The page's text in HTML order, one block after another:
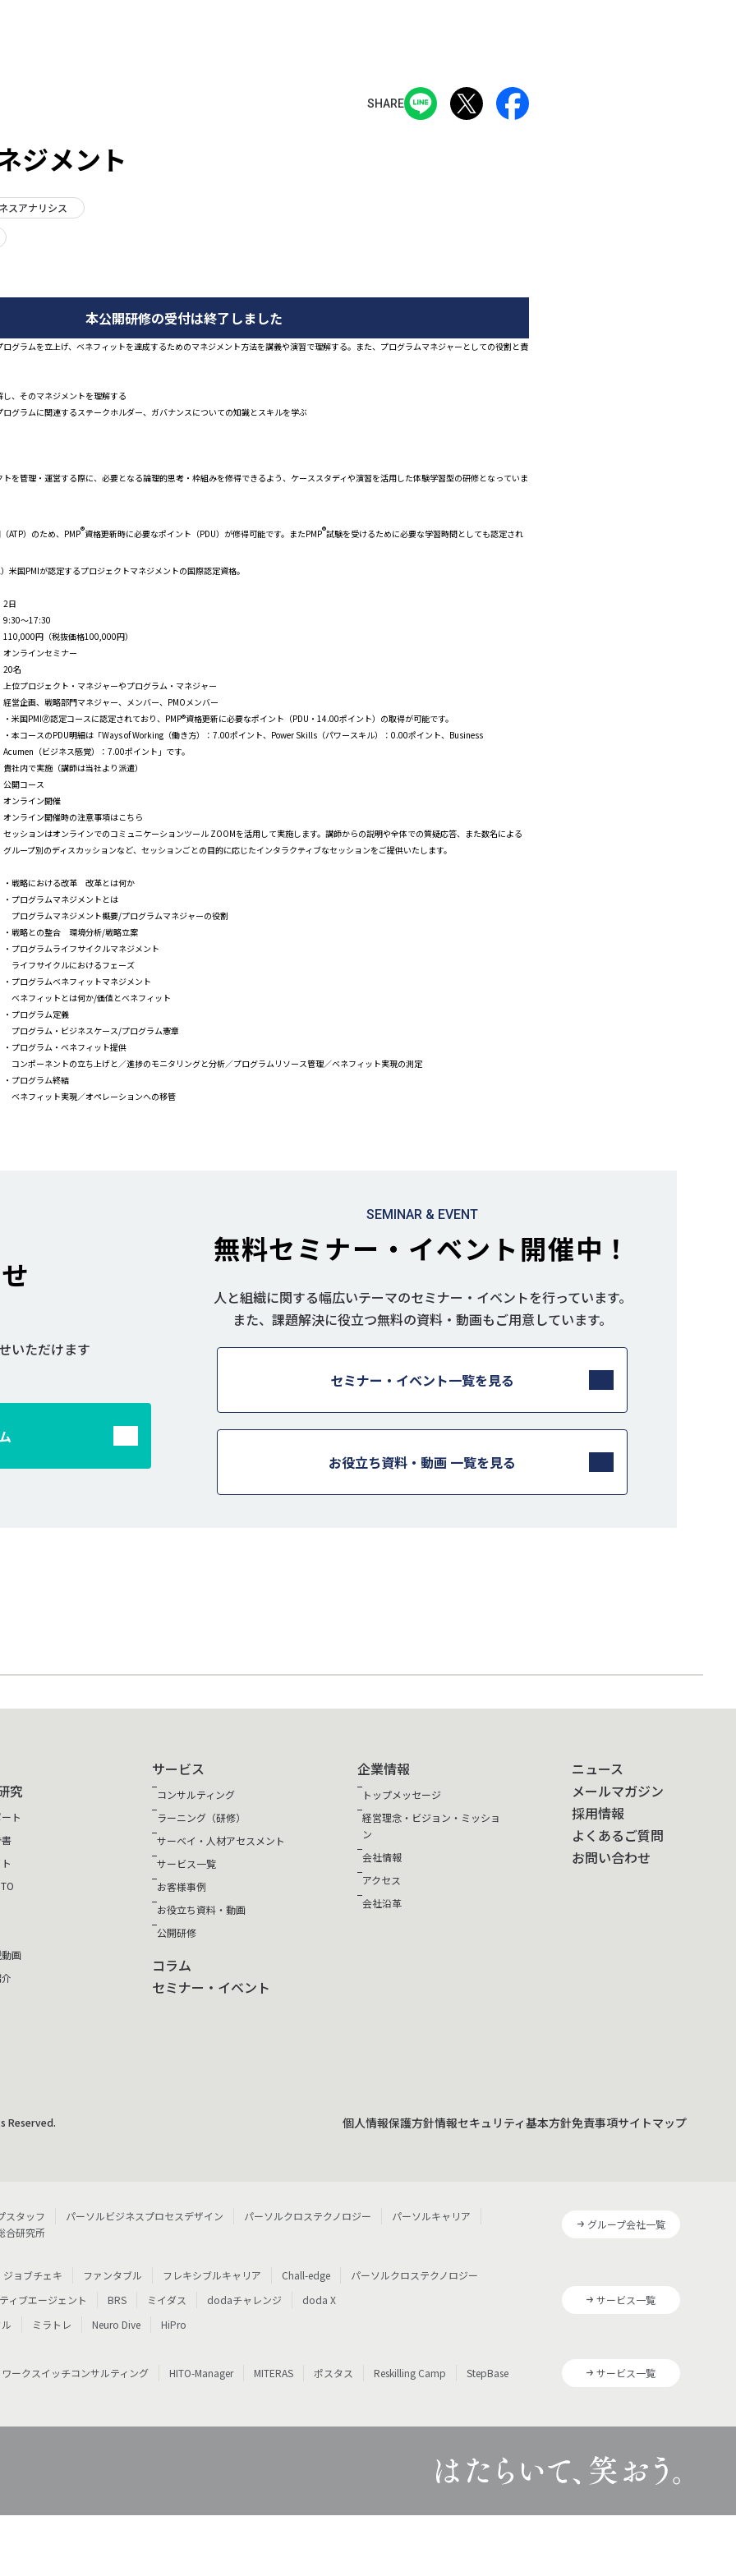
SHARE
ジメント
スアナリシス
本公開研修の受付は終了しました
グラムを立上げ、ベネフィットを達成するためのマネジメント方法を講義や演習で理解する。また、プログラムマネジャーとしての役割と責
、そのマネジメントを理解する
グラムに関連するステークホルダー、ガバナンスについての知識とスキルを学ぶ
を管理・運営する際に、必要となる論理的思考・枠組みを修得できるよう、ケーススタディや演習を活用した体験学習型の研修となっていま
ATP）のため、PMP®資格更新時に必要なポイント（PDU）が修得可能です。またPMP®試験を受けるために必要な学習時間としても認定され
米国PMIが認定するプロジェクトマネジメントの国際認定資格。
2日
9:30～17:30
110,000円（税抜価格100,000円）
オンラインセミナー
20名
上位プロジェクト・マネジャーやプログラム・マネジャー
経営企画、戦略部門マネジャー、メンバー、PMOメンバー
・米国PMI🄬認定コースに認定されており、PMP®資格更新に必要なポイント（PDU・14.00ポイント）の取得が可能です。
・本コースのPDU明細は「Ways of Working（働き方）：7.00ポイント、Power Skills（パワースキル）：0.00ポイント、Business
Acumen（ビジネス感覚）：7.00ポイント」です。
貴社内で実施（講師は当社より派遣）
公開コース
オンライン開催
オンライン開催時の注意事項はこちら
セッションはオンラインでのコミュニケーションツール ZOOMを活用して実施します。講師からの説明や全体での質疑応答、また数名による
グループ別のディスカッションなど、セッションごとの目的に応じたインタラクティブなセッションをご提供いたします。
・戦略における改革 改革とは何か
・プログラムマネジメントとは
プログラムマネジメント概要/プログラムマネジャーの役割
・戦略との整合 環境分析/戦略立案
・プログラムライフサイクルマネジメント
ライフサイクルにおけるフェーズ
・プログラムベネフィットマネジメント
ベネフィットとは何か/価値とベネフィット
・プログラム定義
プログラム・ビジネスケース/プログラム憲章
・プログラム・ベネフィット提供
コンポーネントの立ち上げと／進捗のモニタリングと分析／プログラムリソース管理／ベネフィット実現の測定
・プログラム終結
ベネフィット実現／オペレーションへの移管
いただけます
SEMINAR & EVENT
無料セミナー・イベント開催中！
人と組織に関する幅広いテーマのセミナー・イベントを行っています。
また、課題解決に役立つ無料の資料・動画もご用意しています。
セミナー・イベント一覧を見る
お役立ち資料・動画 一覧を見る
究
ト
画
サービス
コンサルティング
ラーニング（研修）
サーベイ・人材アセスメント
サービス一覧
お客様事例
お役立ち資料・動画
公開研修
コラム
セミナー・イベント
企業情報
トップメッセージ
経営理念・ビジョン・ミッショ
ン
会社情報
アクセス
会社沿革
ニュース
メールマガジン
採用情報
よくあるご質問
お問い合わせ
Reserved. 個人情報保護方針情報セキュリティ基本方針免責事項サイトマップ
スタッフ パーソルビジネスプロセスデザイン パーソルクロステクノロジー
パーソルキャリア
合研究所
グループ会社一覧
ジョブチェキ ファンタブル フレキシブルキャリア Chall-edge
パーソルクロステクノロジー
ィブエージェント BRS ミイダス dodaチャレンジ
doda X
ミラトレ Neuro Dive HiPro
サービス一覧
ワークスイッチコンサルティング HITO-Manager MITERAS ポスタス Reskilling Camp StepBase サービス一覧